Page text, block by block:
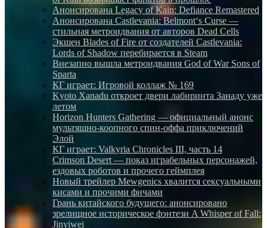
Анонсирована Legacy of Kain: Defiance Remastered
Анонсирована Castlevania: Belmont‘s Curse —
стильная метроидвания от авторов Dead Cells
Экшен Blades of Fire от создателей Castlevania:
Lords of Shadow перебирается в Steam
Внезапно вышла метроидвания God of War Sons of
Sparta
КГ играет: Игровой коллаж № 169
Kyoto Xanadu откроет двери лабиринта Занаду уже
летом
Horizon Hunters Gathering — официальный анонс
мультяшно-коопного спин-оффа приключений
Элой
КГ играет: Valkyria Chronicles III, часть 14
Crimson Desert — показ играбельных персонажей,
ездовых роботов и прочего геймплея
Новый трейлер Mewgenics хвалится сексуальными
кисами и прочими фичами
Грань китайского будущего: анонсировано
зрелищное историческое фэнтези A Whisper of Fall:
Jinyiwei